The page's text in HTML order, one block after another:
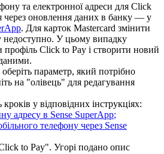
ону та електронної адреси для Click
через оновлення даних в банку — у
. Для карток Mastercard змінити
недоступно. У цьому випадку
профіль Click to Pay і створити новий
аними.
оберіть параметр, який потрібно
іть на "олівець" для редагування
кроків у відповідних інструкціях:
ну адресу в Sense SuperApp;
більного телефону через Sense